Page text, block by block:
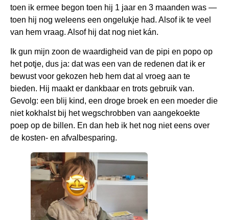
toen ik ermee begon toen hij 1 jaar en 3 maanden was —
toen hij nog weleens een ongelukje had. Alsof ik te veel
van hem vraag. Alsof hij dat nog niet kán.
Ik gun mijn zoon de waardigheid van de pipi en popo op
het potje, dus ja: dat was een van de redenen dat ik er
bewust voor gekozen heb hem dat al vroeg aan te
bieden. Hij maakt er dankbaar en trots gebruik van.
Gevolg: een blij kind, een droge broek en een moeder die
niet kokhalst bij het wegschrobben van aangekoekte
poep op de billen. En dan heb ik het nog niet eens over
de kosten- en afvalbesparing.